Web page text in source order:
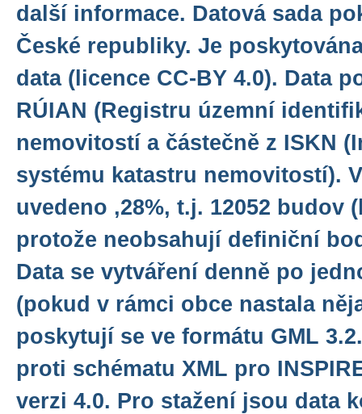
další informace. Datová sada
České republiky. Je
data (licence CC-BY 4.0). Data
RÚIAN (Registru územní
nemovitostí a částečně z ISKN
systému katastru nemovitostí).
uvedeno ,28%, t.j. 12052 budov
protože neobsahují definiční
Data se vytváření denně po
(pokud v rámci obce nastala
poskytují se ve formátu GML
proti schématu XML pro
verzi 4.0. Pro stažení jsou data